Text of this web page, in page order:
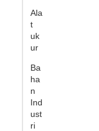
Ala
t
uk
ur
Ba
ha
n
Ind
ust
ri